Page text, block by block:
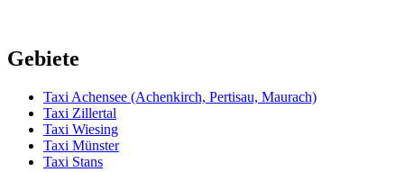
Gebiete
Taxi Achensee (Achenkirch, Pertisau, Maurach)
Taxi Zillertal
Taxi Wiesing
Taxi Münster
Taxi Stans